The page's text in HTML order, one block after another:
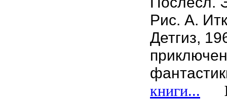
Рис. А.
Детгиз,
книги...